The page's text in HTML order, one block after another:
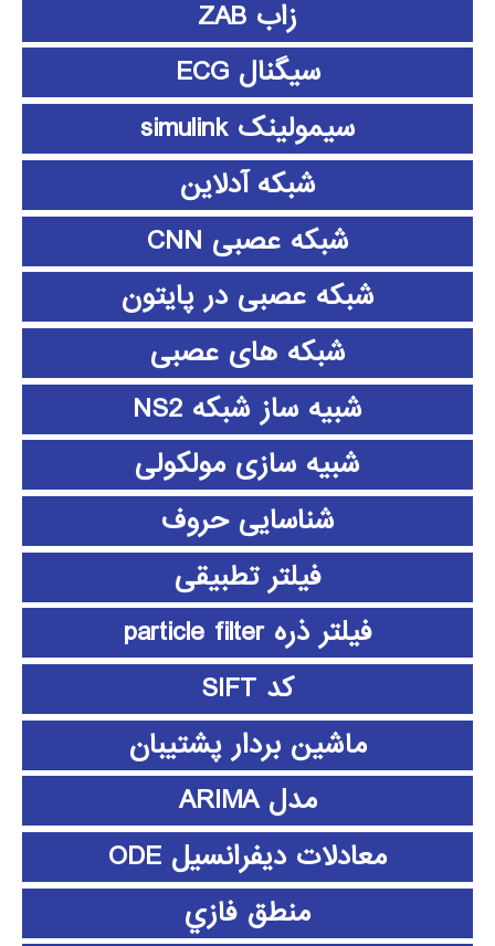
زاب ZAB
سیگنال ECG
سیمولینک simulink
شبکه آدلاین
شبکه عصبی CNN
شبکه عصبی در پایتون
شبکه های عصبی
شبیه ساز شبکه NS2
شبیه سازی مولکولی
شناسایی حروف
فیلتر تطبیقی
فیلتر ذره particle filter
کد SIFT
ماشین بردار پشتیبان
مدل ARIMA
معادلات دیفرانسیل ODE
منطق فازي